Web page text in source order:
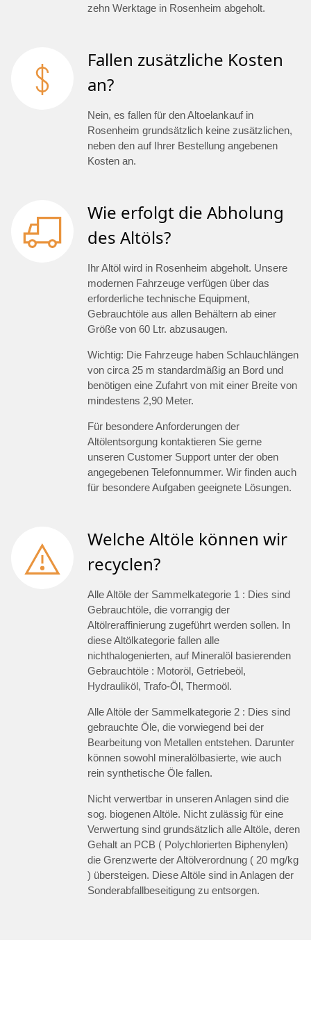
zehn Werktage in Rosenheim abgeholt.
Fallen zusätzliche Kosten
an?
Nein, es fallen für den Altoelankauf in
Rosenheim grundsätzlich keine zusätzlichen,
neben den auf Ihrer Bestellung angebenen
Kosten an.
Wie erfolgt die Abholung
des Altöls?
Ihr Altöl wird in Rosenheim abgeholt. Unsere
modernen Fahrzeuge verfügen über das
erforderliche technische Equipment,
Gebrauchtöle aus allen Behältern ab einer
Größe von 60 Ltr. abzusaugen.
Wichtig: Die Fahrzeuge haben Schlauchlängen
von circa 25 m standardmäßig an Bord und
benötigen eine Zufahrt von mit einer Breite von
mindestens 2,90 Meter.
Für besondere Anforderungen der
Altölentsorgung kontaktieren Sie gerne
unseren Customer Support unter der oben
angegebenen Telefonnummer. Wir finden auch
für besondere Aufgaben geeignete Lösungen.
Welche Altöle können wir
recyclen?
Alle Altöle der Sammelkategorie 1 : Dies sind
Gebrauchtöle, die vorrangig der
Altölreraffinierung zugeführt werden sollen. In
diese Altölkategorie fallen alle
nichthalogenierten, auf Mineralöl basierenden
Gebrauchtöle : Motoröl, Getriebeöl,
Hydrauliköl, Trafo-Öl, Thermoöl.
Alle Altöle der Sammelkategorie 2 : Dies sind
gebrauchte Öle, die vorwiegend bei der
Bearbeitung von Metallen entstehen. Darunter
können sowohl mineralölbasierte, wie auch
rein synthetische Öle fallen.
Nicht verwertbar in unseren Anlagen sind die
sog. biogenen Altöle. Nicht zulässig für eine
Verwertung sind grundsätzlich alle Altöle, deren
Gehalt an PCB ( Polychlorierten Biphenylen)
die Grenzwerte der Altölverordnung ( 20 mg/kg
) übersteigen. Diese Altöle sind in Anlagen der
Sonderabfallbeseitigung zu entsorgen.